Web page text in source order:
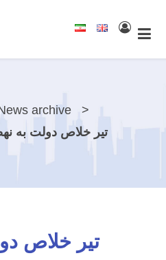
archive
تیر خلاص دولت به
تیر خلاص